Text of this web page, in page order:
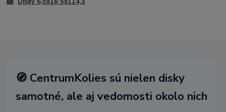
🧭 CentrumKolies sú nielen disky
samotné, ale aj vedomosti okolo nich